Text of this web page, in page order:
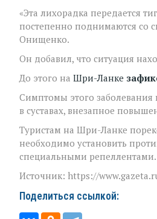
«Эта лихорадка передается
постепенно поднимаются со
Онищенко.
Он добавил, что ситуация
До этого на Шри-Ланке
Симптомы этого заболевания
в суставах, внезапное
Туристам на Шри-Ланке
необходимо установить
специальными репеллентами.
Источник: https://
Поделиться ссылкой: